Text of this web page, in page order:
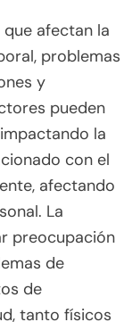
afectan la
problemas
y
pueden
la
con el
afectando
La
preocupación
de
de
tanto físicos